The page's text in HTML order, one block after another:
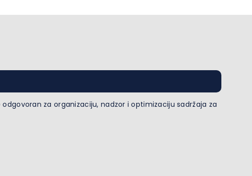
za organizaciju, nadzor i optimizaciju sadržaja za